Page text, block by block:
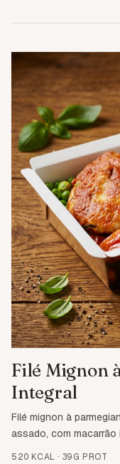
2.5
Filé Mignon
Integral
Filé mignon à
assado, com
520 KCAL · 39G PROT